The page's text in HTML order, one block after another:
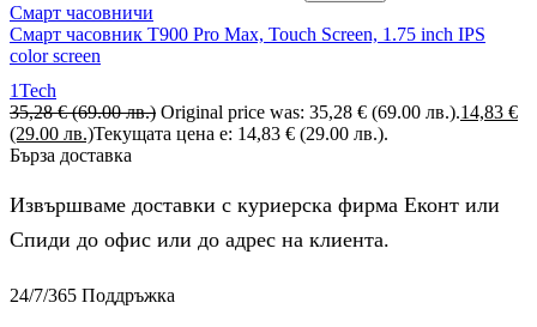
Смарт часовничи
Смарт часовник T900 Pro Max, Touch Screen, 1.75 inch IPS
color screen
1Tech
35,28€ (69.00 лв.) Original price was: 35,28 € (69.00 лв.).14,83 €
(29.00 лв.)Текущата цена е: 14,83 € (29.00 лв.).
Бърза доставка
Извършваме доставки с куриерска фирма Еконт или
Спиди до офис или до адрес на клиента.
24/7/365 Поддръжка